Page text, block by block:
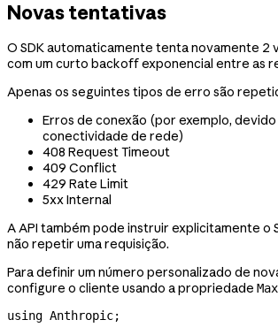
Novas tentativas
O SDK automaticamente tenta novamente 2
com um curto backoff exponencial entre as
Apenas os seguintes tipos de erro são
Erros de conexão (por exemplo,
conectividade de rede)
408 Request Timeout
409 Conflict
429 Rate Limit
5xx Internal
A API também pode instruir explicitamente o
não repetir uma requisição.
Para definir um número personalizado de
configure o cliente usando a propriedade
using Anthropic;